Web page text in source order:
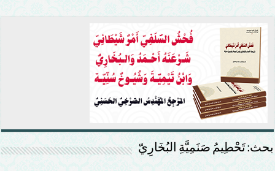
بحث: تَحْطِيمُ صَنَمِيَّةِ البُخَارِيّ